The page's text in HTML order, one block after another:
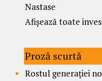
Nastase
Afișează toate
Proză scurtă
Rostul generației